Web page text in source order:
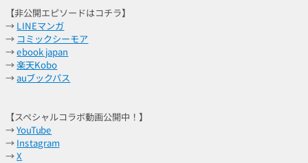
【非公開エピソードはコチラ】
→ LINEマンガ
→ コミックシーモア
→ebook japan
→楽天Kobo
→auブックパス
【スペシャルコラボ動画公開中！】
→YouTube
→ Instagram
→X